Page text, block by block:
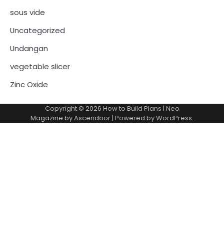
sous vide
Uncategorized
Undangan
vegetable slicer
Zinc Oxide
Copyright © 2026 How to Build Plans | Neo
Magazine byAscendoor| Powered byWordPress.